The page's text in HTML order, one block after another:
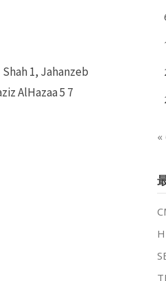
1, Jahanzeb
AlHazaa 5 7
«